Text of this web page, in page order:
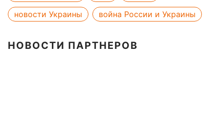
новости Украины
война России и Украины
НОВОСТИ ПАРТНЕРОВ